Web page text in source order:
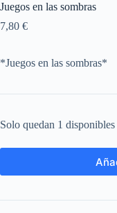
Juegos en las sombras
7,80 €
*Juegos en las sombras*
Solo quedan 1 disponibles